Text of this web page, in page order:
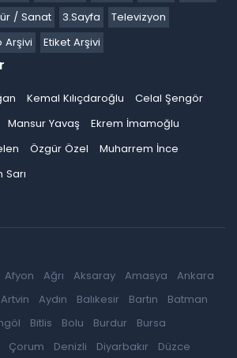
/ Sanat 3.Sayfa
Televizyon
Arşivi Etiket Arşivi
Kemal Kılıçdaroğlu
Celal Şengör
Mansur Yavaş
Ekrem İmamoğlu
Özgür Özel
Muharrem İnce
Sarı
Afyon Ağrı Aksaray Amasya
Ankara
Artvin Aydın Balıkesir Bartın
Batman
Bitlis Bolu Burdur
Bursa
Çorum Denizli Diyarbakır
Düzce